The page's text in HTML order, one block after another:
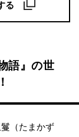
る
語』の世
（たまかず